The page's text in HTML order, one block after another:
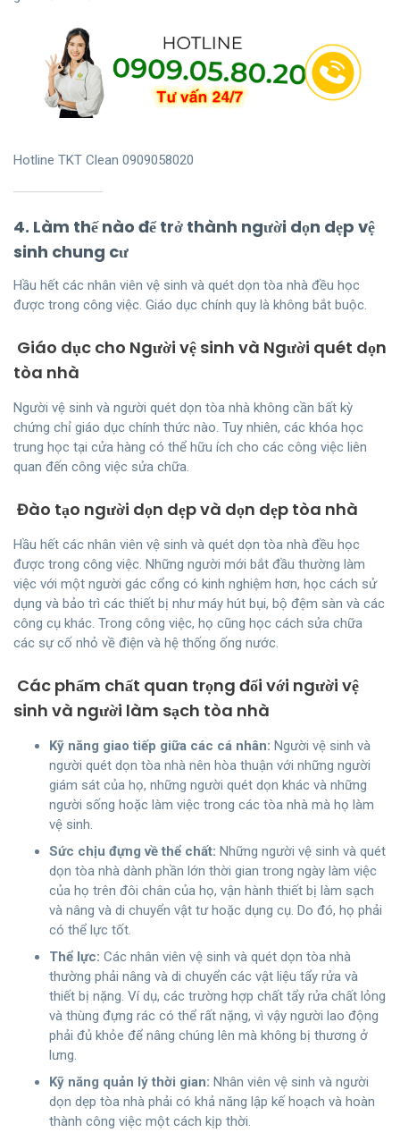
Hotline TKT Clean 0909058020
4. Làm thế nào để trở thành người dọn dẹp vệ
sinh chung cư
Hầu hết các nhân viên vệ sinh và quét dọn tòa nhà đều học
được trong công việc. Giáo dục chính quy là không bắt buộc.
Giáo dục cho Người vệ sinh và Người quét dọn
tòa nhà
Người vệ sinh và người quét dọn tòa nhà không cần bất kỳ
chứng chỉ giáo dục chính thức nào. Tuy nhiên, các khóa học
trung học tại cửa hàng có thể hữu ích cho các công việc liên
quan đến công việc sửa chữa.
Đào tạo người dọn dẹp và dọn dẹp tòa nhà
Hầu hết các nhân viên vệ sinh và quét dọn tòa nhà đều học
được trong công việc. Những người mới bắt đầu thường làm
việc với một người gác cổng có kinh nghiệm hơn, học cách sử
dụng và bảo trì các thiết bị như máy hút bụi, bộ đệm sàn và các
công cụ khác. Trong công việc, họ cũng học cách sửa chữa
các sự cố nhỏ về điện và hệ thống ống nước.
Các phẩm chất quan trọng đối với người vệ
sinh và người làm sạch tòa nhà
Kỹ năng giao tiếp giữa các cá nhân: Người vệ sinh và
người quét dọn tòa nhà nên hòa thuận với những người
giám sát của họ, những người quét dọn khác và những
người sống hoặc làm việc trong các tòa nhà mà họ làm
vệ sinh.
Sức chịu đựng về thể chất: Những người vệ sinh và quét
dọn tòa nhà dành phần lớn thời gian trong ngày làm việc
của họ trên đôi chân của họ, vận hành thiết bị làm sạch
và nâng và di chuyển vật tư hoặc dụng cụ. Do đó, họ phải
có thể lực tốt.
Thể lực: Các nhân viên vệ sinh và quét dọn tòa nhà
thường phải nâng và di chuyển các vật liệu tẩy rửa và
thiết bị nặng. Ví dụ, các trường hợp chất tẩy rửa chất lỏng
và thùng đựng rác có thể rất nặng, vì vậy người lao động
phải đủ khỏe để nâng chúng lên mà không bị thương ở
lưng.
Kỹ năng quản lý thời gian: Nhân viên vệ sinh và người
dọn dẹp tòa nhà phải có khả năng lập kế hoạch và hoàn
thành công việc một cách kịp thời.